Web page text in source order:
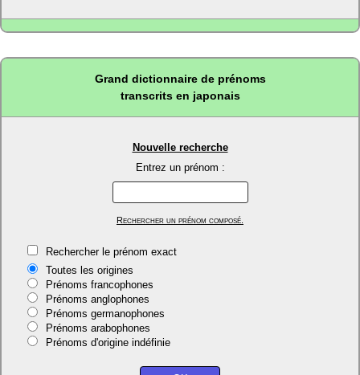
Grand dictionnaire de prénoms
transcrits en japonais
Nouvelle recherche
Entrez un prénom :
Rechercher un prénom composé.
Rechercher le prénom exact
Toutes les origines
Prénoms francophones
Prénoms anglophones
Prénoms germanophones
Prénoms arabophones
Prénoms d'origine indéfinie